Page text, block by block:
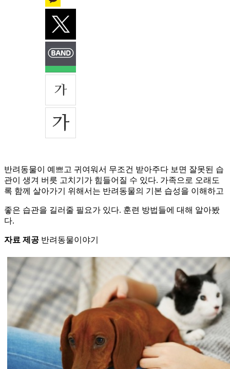
반려동물이 예쁘고 귀여워서 무조건 받아주다 보면 잘못된 습
관이 생겨 버릇 고치기가 힘들어질 수 있다. 가족으로 오래도
록 함께 살아가기 위해서는 반려동물의 기본 습성을 이해하고
좋은 습관을 길러줄 필요가 있다. 훈련 방법들에 대해 알아봤
다.
자료 제공 반려동물이야기